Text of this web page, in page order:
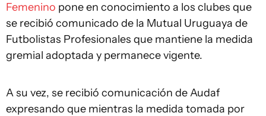
Femenino pone en conocimiento a los clubes que
se recibió comunicado de la Mutual Uruguaya de
Futbolistas Profesionales que mantiene la medida
gremial adoptada y permanece vigente.
A su vez, se recibió comunicación de Audaf
expresando que mientras la medida tomada por